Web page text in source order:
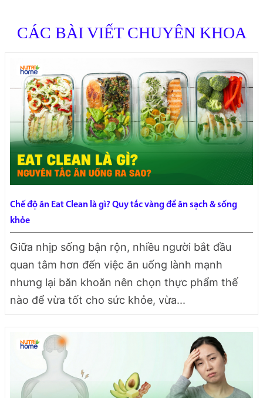
CÁC BÀI VIẾT CHUYÊN KHOA
Chế độ ăn Eat Clean là gì? Quy tắc vàng để ăn sạch & sống
khỏe
Giữa nhịp sống bận rộn, nhiều người bắt đầu
quan tâm hơn đến việc ăn uống lành mạnh
nhưng lại băn khoăn nên chọn thực phẩm thế
nào để vừa tốt cho sức khỏe, vừa...